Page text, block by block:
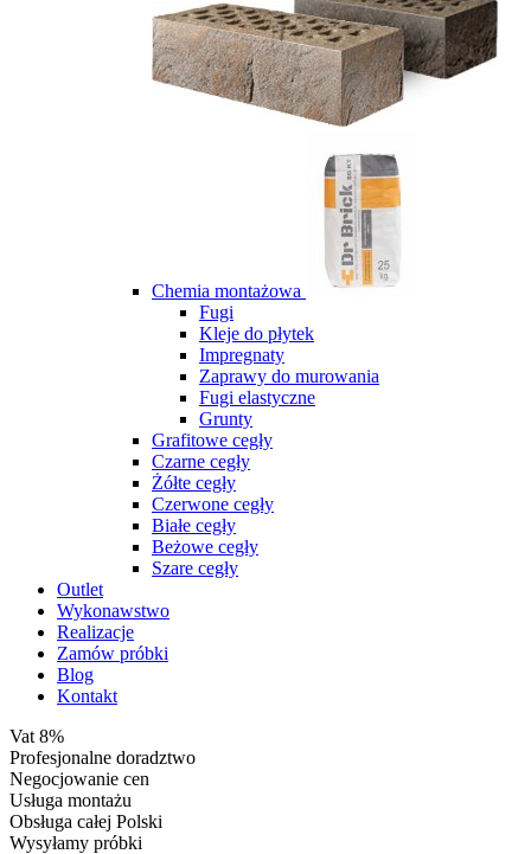
Chemia montażowa
Fugi
Kleje do płytek
Impregnaty
Zaprawy do murowania
Fugi elastyczne
Grunty
Grafitowe cegły
Czarne cegły
Żółte cegły
Czerwone cegły
Białe cegły
Beżowe cegły
Szare cegły
Outlet
Wykonawstwo
Realizacje
Zamów próbki
Blog
Kontakt
Vat 8%
Profesjonalne doradztwo
Negocjowanie cen
Usługa montażu
Obsługa całej Polski
Wysyłamy próbki